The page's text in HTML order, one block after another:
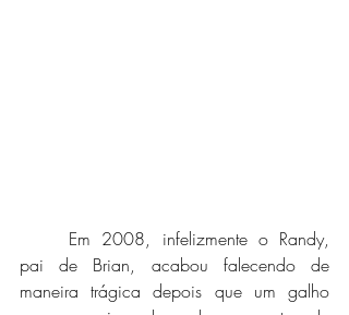
pai de Brian, acabou falecendo de
maneira trágica depois que um galho